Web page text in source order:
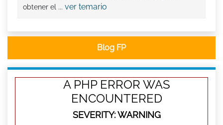
obtener el ... ver temario
Blog FP
A PHP ERROR WAS
ENCOUNTERED
SEVERITY: WARNING